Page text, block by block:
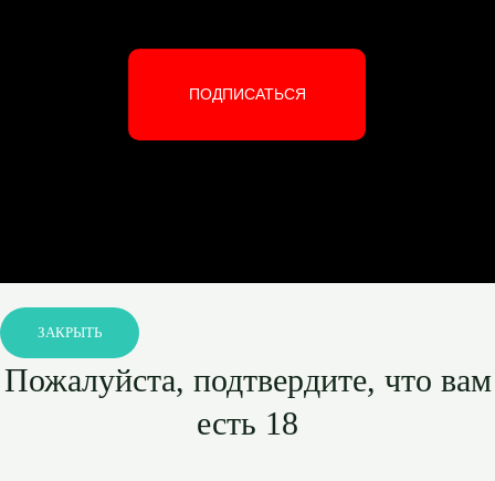
ПОДПИСАТЬСЯ
ЗАКРЫТЬ
Пожалуйста, подтвердите, что вам
есть 18